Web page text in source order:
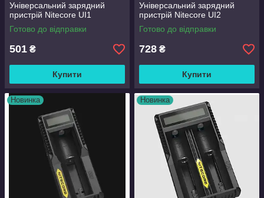
Універсальний зарядний
пристрій Nitecore UI1
Готово до відправки
501 ₴
Купити
Універсальний зарядний
пристрій Nitecore UI2
Готово до відправки
728 ₴
Купити
Новинка Новинка